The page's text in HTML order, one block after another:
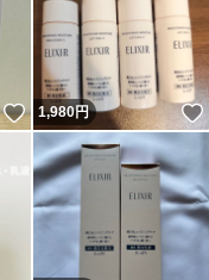
いいね！
1,980円